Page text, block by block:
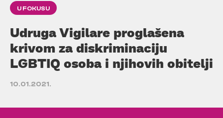
U FOKUSU
Udruga Vigilare proglašena
krivom za diskriminaciju
LGBTIQ osoba i njihovih obitelji
10.01.2021.